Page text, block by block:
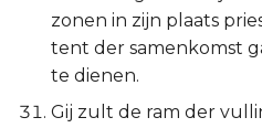
zonen in zijn plaats
tent der samenkomst
te dienen.
Gij zult de ram der